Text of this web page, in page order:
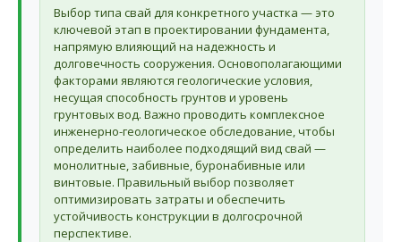
Выбор типа свай для конкретного участка — это
ключевой этап в проектировании фундамента,
напрямую влияющий на надежность и
долговечность сооружения. Основополагающими
факторами являются геологические условия,
несущая способность грунтов и уровень
грунтовых вод. Важно проводить комплексное
инженерно-геологическое обследование, чтобы
определить наиболее подходящий вид свай —
монолитные, забивные, буронабивные или
винтовые. Правильный выбор позволяет
оптимизировать затраты и обеспечить
устойчивость конструкции в долгосрочной
перспективе.